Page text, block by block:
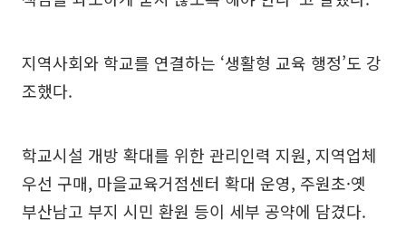
지역사회와 학교를 연결하는 ‘생활형 교육 행정’도 강
조했다.
학교시설 개방 확대를 위한 관리인력 지원, 지역업체
우선 구매, 마을교육거점센터 확대 운영, 주원초·옛
부산남고 부지 시민 환원 등이 세부 공약에 담겼다.